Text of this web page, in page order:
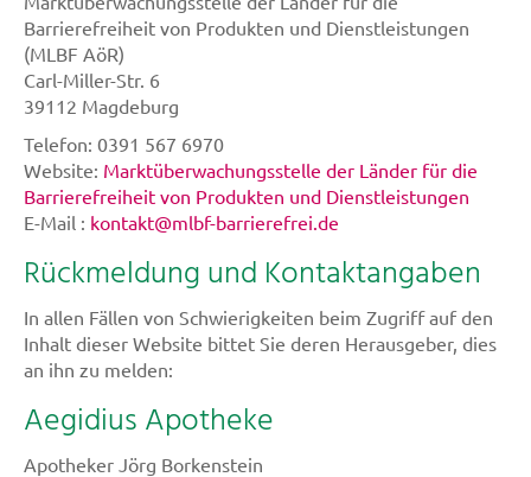
Barrierefreiheit von Produkten und Dienstleistungen
(MLBF AöR)
Carl-Miller-Str. 6
39112 Magdeburg
Telefon: 0391 567 6970
Website: Marktüberwachungsstelle der Länder für die
Barrierefreiheit von Produkten und Dienstleistungen
E-Mail : kontakt@mlbf-barrierefrei.de
Rückmeldung und Kontaktangaben
In allen Fällen von Schwierigkeiten beim Zugriff auf den
Inhalt dieser Website bittet Sie deren Herausgeber, dies
an ihn zu melden:
Aegidius Apotheke
Apotheker Jörg Borkenstein